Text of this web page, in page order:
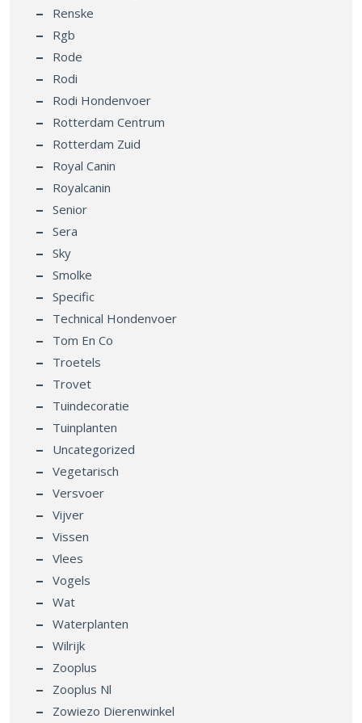
Renske
Rgb
Rode
Rodi
Rodi Hondenvoer
Rotterdam Centrum
Rotterdam Zuid
Royal Canin
Royalcanin
Senior
Sera
Sky
Smolke
Specific
Technical Hondenvoer
Tom En Co
Troetels
Trovet
Tuindecoratie
Tuinplanten
Uncategorized
Vegetarisch
Versvoer
Vijver
Vissen
Vlees
Vogels
Wat
Waterplanten
Wilrijk
Zooplus
Zooplus Nl
Zowiezo Dierenwinkel